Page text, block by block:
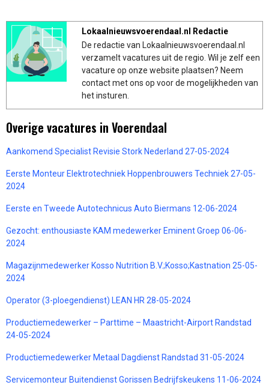
Lokaalnieuwsvoerendaal.nl Redactie
De redactie van Lokaalnieuwsvoerendaal.nl
verzamelt vacatures uit de regio. Wil je zelf een
vacature op onze website plaatsen? Neem
contact met ons op voor de mogelijkheden van
het insturen.
Overige vacatures in Voerendaal
Aankomend Specialist Revisie Stork Nederland 27-05-2024
Eerste Monteur Elektrotechniek Hoppenbrouwers Techniek 27-05-
2024
Eerste en Tweede Autotechnicus Auto Biermans 12-06-2024
Gezocht: enthousiaste KAM medewerker Eminent Groep 06-06-
2024
Magazijnmedewerker Kosso Nutrition B.V.;Kosso;Kastnation 25-05-
2024
Operator (3-ploegendienst) LEAN HR 28-05-2024
Productiemedewerker – Parttime – Maastricht-Airport Randstad
24-05-2024
Productiemedewerker Metaal Dagdienst Randstad 31-05-2024
Servicemonteur Buitendienst Gorissen Bedrijfskeukens 11-06-2024